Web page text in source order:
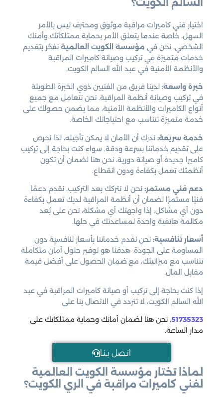
اختيار فني كاميرات مراقبة موثوق ومحترف ليس بالأمر
السهل، خاصة عندما يتعلق الأمر بحماية ممتلكاتك وأمنك
الشخصي. نحن في مؤسسة الكويت العالمية نفخر بتقديم
خدمات متميزة في تركيب وصيانة كاميرات المراقبة
والأنظمة الأمنية في عبد الله السالم الكويت.
خبرة واسعة: لدينا فريق من الفنيين ذوي الخبرة الطويلة
في تركيب وصيانة أنظمة المراقبة. نحن نتعامل مع جميع
أنواع الكاميرات والأنظمة الأمنية، مما يضمن حصولك على
خدمة متميزة تتناسب مع احتياجاتك الخاصة.
خدمة سريعة: ندرك أن الأمان لا يمكن تأجيله، لذا نحرص
على تقديم خدماتنا بسرعة ودقة. سواء كنت بحاجة إلى تركيب
كاميرا جديدة أو صيانة دورية، نحن هنا لضمان أن تكون
أنظمتك تعمل بكفاءة ودون انقطاع.
دعم فني مستمر: نحن لا نتركك بعد التركيب. نقدم دعمًا
فنيًا مستمرًا لضمان أن أنظمة المراقبة لديك تعمل بكفاءة
دون أي مشاكل. إذا واجهتك أي مشكلة، نحن على بُعد
مكالمة هاتفية واحدة لمساعدتك في حلها.
أسعار تنافسية: نحن نقدم خدماتنا بأسعار تنافسية دون
المساومة على الجودة. هدفنا هو توفير حلول أمان متكاملة
تتناسب مع ميزانيتك، مع ضمان الحصول على أفضل قيمة
مقابل المال.
إذا كنت بحاجة إلى تركيب أو صيانة كاميرات المراقبة في عبد
الله السالم الكويت، لا تتردد في الاتصال بنا على
51735323. نحن هنا لضمان أمانك وحماية ممتلكاتك على
مدار الساعة.
اتـصل بـنـا
لماذا تختار مؤسسة الكويت العالمية
لفني كاميرات مراقبة في الري الكويت؟